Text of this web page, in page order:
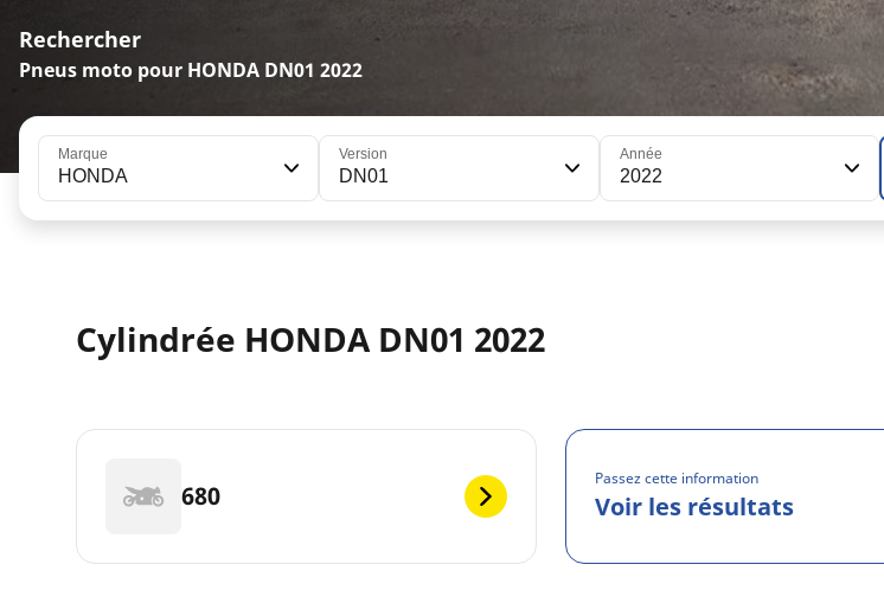
Rechercher
Pneus moto pour HONDA DN01 2022
Marque
HONDA
Version
DN01
Année
2022
Cylindrée HONDA DN01 2022
680
Passez cette information
Voir les résultats